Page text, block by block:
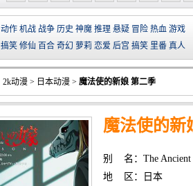
动作 机战 战争 历史 神魔 推理 悬疑 冒险 热血 游戏
搞笑 修仙 百合 奇幻 萝莉 恋爱 后宫 搞笑 里番 真人
2k动漫 > 日本动漫 > 魔法使的新娘 第二季
魔法使的新
别 名：The Ancient
地 区：日本